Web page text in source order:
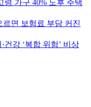
령 가구 40% 노후 주택
르면 보험료 부담 커진
건강 ‘복합 위험’ 비상